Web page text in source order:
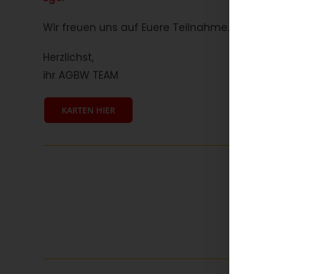
Wir freuen uns auf Euere Teilnahme.
Herzlichst,
ihr AGBW TEAM
KARTEN HIER